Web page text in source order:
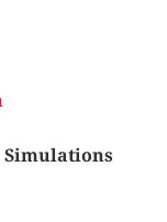
Simulations